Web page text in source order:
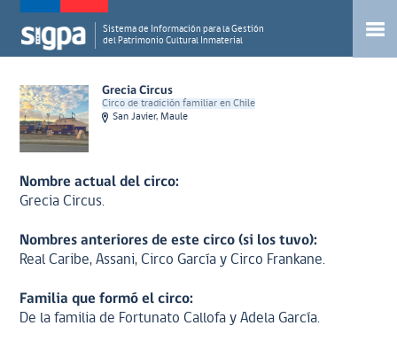
Sistema de Información para la Gestión
del Patrimonio Cultural Inmaterial
Grecia Circus
Circo de tradición familiar en Chile
San Javier, Maule
Nombre actual del circo:
Grecia Circus.
Nombres anteriores de este circo (si los tuvo):
Real Caribe, Assani, Circo García y Circo Frankane.
Familia que formó el circo:
De la familia de Fortunato Callofa y Adela García.